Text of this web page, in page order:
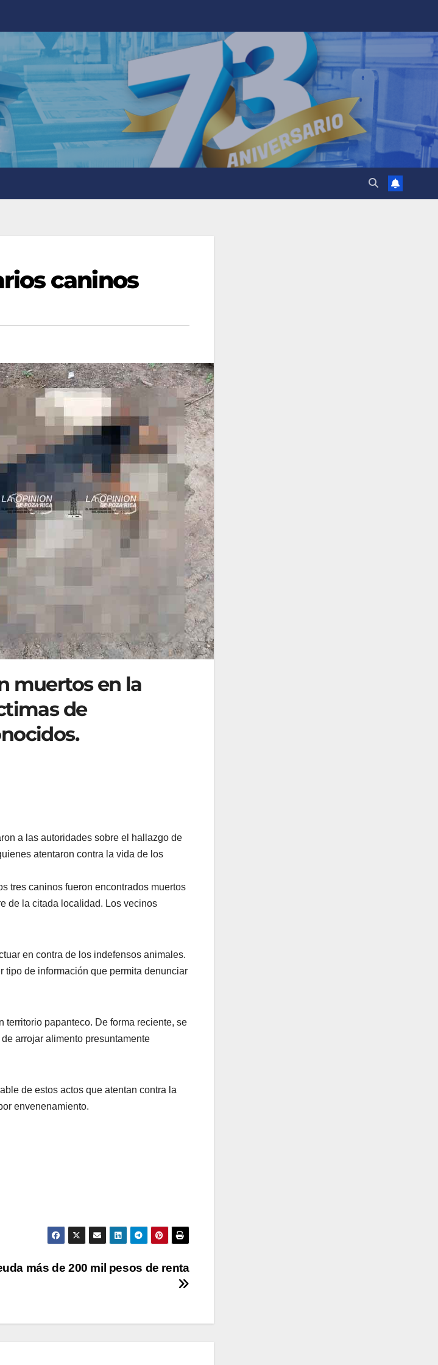
caninos
muertos en la
de
a las autoridades sobre el hallazgo de
atentaron contra la vida de los
tres caninos fueron encontrados muertos
de la citada localidad. Los vecinos
en contra de los indefensos animales.
tipo de información que permita denunciar
territorio papanteco. De forma reciente, se
arrojar alimento presuntamente
de estos actos que atentan contra la
envenenamiento.
más de 200 mil pesos de renta